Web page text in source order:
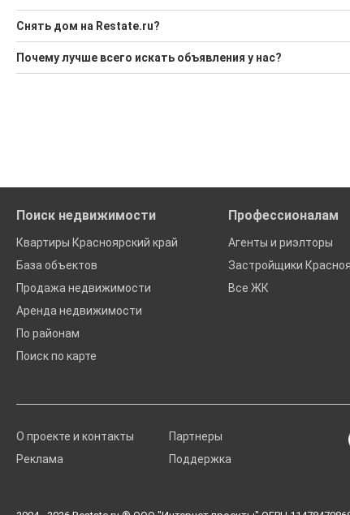
Снять дом на Restate.ru?
Воспользуйтесь нашим поиском по новостройкам, для
Почему лучше всего искать объявления у нас?
Поиск недвижимости
Квартиры Красноярский край
База объектов
Продажа недвижимости
Аренда недвижимости
По районам
Поиск по карте
Профессионалам
Агенты и риэлторы
Застройщики
Все ЖК
О проекте и контакты
Реклама
Партнеры
Поддержка